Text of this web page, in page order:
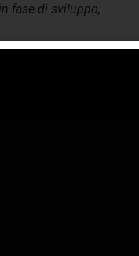
fase di sviluppo,